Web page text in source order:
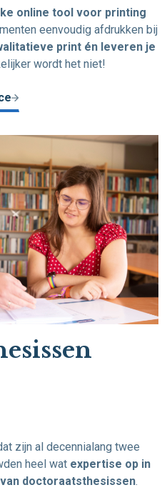
online tool voor printing
eenvoudig afdrukken bij
print én leveren je
wordt het niet!
zijn al decennialang twee
heel wat expertise op in
doctoraatsthesissen.